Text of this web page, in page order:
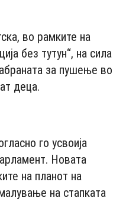
во рамките на
без тутун“, на сила
за пушење во
деца.
го усвоија
Новата
на планот на
на стапката